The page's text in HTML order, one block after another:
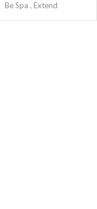
Be Spa , Extend